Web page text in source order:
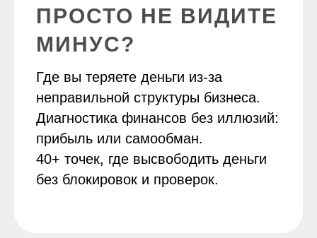
ПРОСТО НЕ ВИДИТЕ
МИНУС?
Где вы теряете деньги из-за
неправильной структуры бизнеса.
Диагностика финансов без иллюзий:
прибыль или самообман.
40+ точек, где высвободить деньги
без блокировок и проверок.